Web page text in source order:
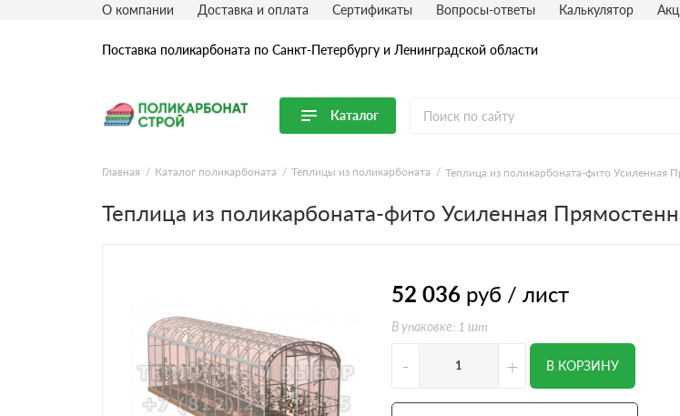
Поставка поликарбоната по Санкт-Петербургу и Ленинградской области
Каталог
Перейти в каталог
О компании Доставка и оплата Сертификаты Вопросы-ответы Калькулятор
Главная Каталог поликарбоната Теплицы из поликарбоната Теплица из поликарбоната-фито Усиленная
Теплица из поликарбоната-фито Усиленная
52 036 руб / лист
В упаковке: 1 шт
- + В КОРЗИНУ